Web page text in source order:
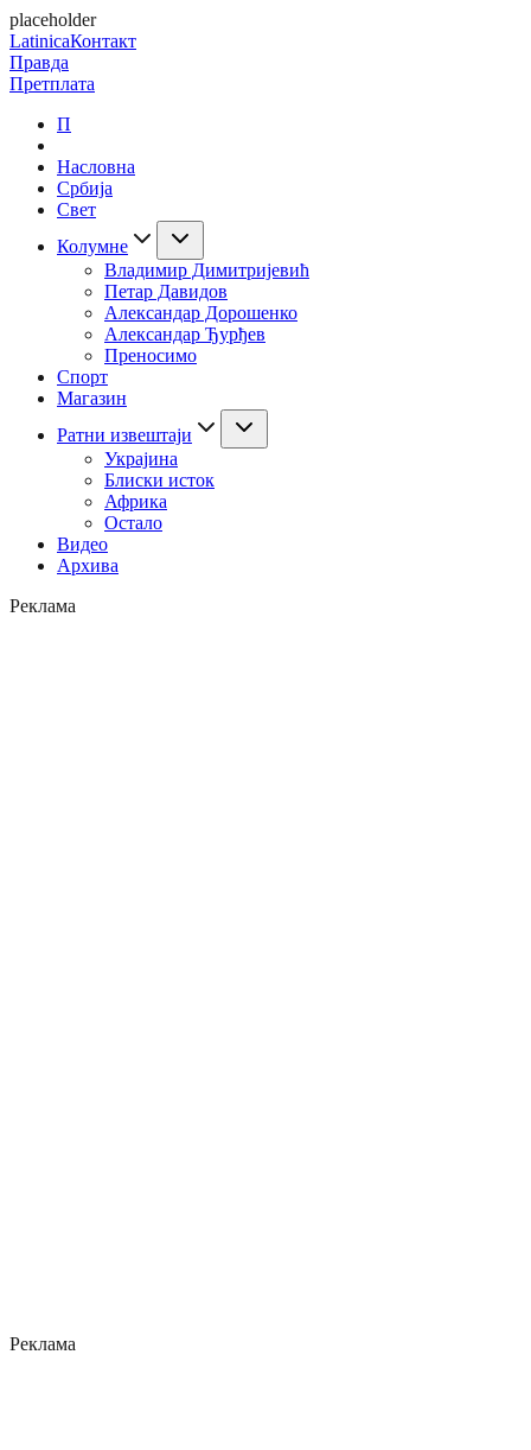
placeholder
LatinicaКонтакт
Правда
Претплата
П
Насловна
Србија
Свет
Колумне
Владимир Димитријевић
Петар Давидов
Александар Дорошенко
Александар Ђурђев
Преносимо
Спорт
Магазин
Ратни извештаји
Украјина
Блиски исток
Африка
Остало
Видео
Архива
Реклама
Реклама